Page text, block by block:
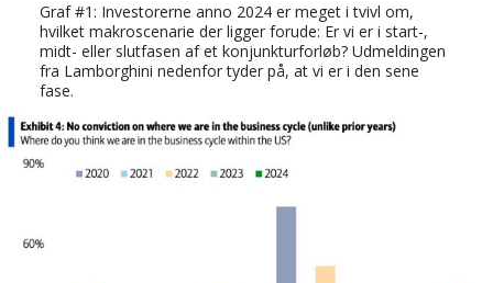
Graf #1: Investorerne anno 2024 er meget i tvivl om,
hvilket makroscenarie der ligger forude: Er vi er i start-,
midt- eller slutfasen af et konjunkturforløb? Udmeldingen
fra Lamborghini nedenfor tyder på, at vi er i den sene
fase.